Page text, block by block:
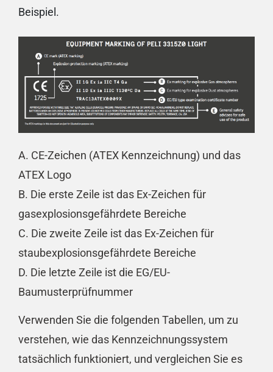
Beispiel.
A. CE-Zeichen (ATEX Kennzeichnung) und das
ATEX Logo
B. Die erste Zeile ist das Ex-Zeichen für
gasexplosionsgefährdete Bereiche
C. Die zweite Zeile ist das Ex-Zeichen für
staubexplosionsgefährdete Bereiche
D. Die letzte Zeile ist die EG/EU-
Baumusterprüfnummer
Verwenden Sie die folgenden Tabellen, um zu
verstehen, wie das Kennzeichnungssystem
tatsächlich funktioniert, und vergleichen Sie es